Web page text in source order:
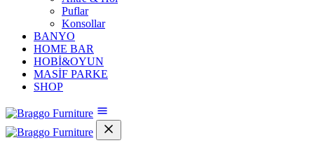
Puflar
Konsollar
BANYO
HOME BAR
HOBİ&OYUN
MASİF PARKE
SHOP